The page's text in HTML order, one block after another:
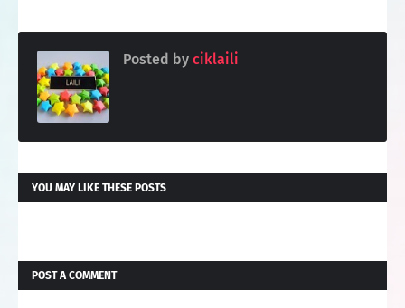
Posted by ciklaili
YOU MAY LIKE THESE POSTS
POST A COMMENT